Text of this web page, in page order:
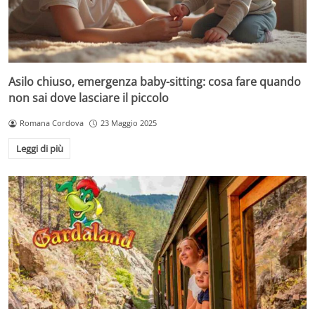
Asilo chiuso, emergenza baby-sitting: cosa fare quando
non sai dove lasciare il piccolo
Romana Cordova 23 Maggio 2025
Leggi di più